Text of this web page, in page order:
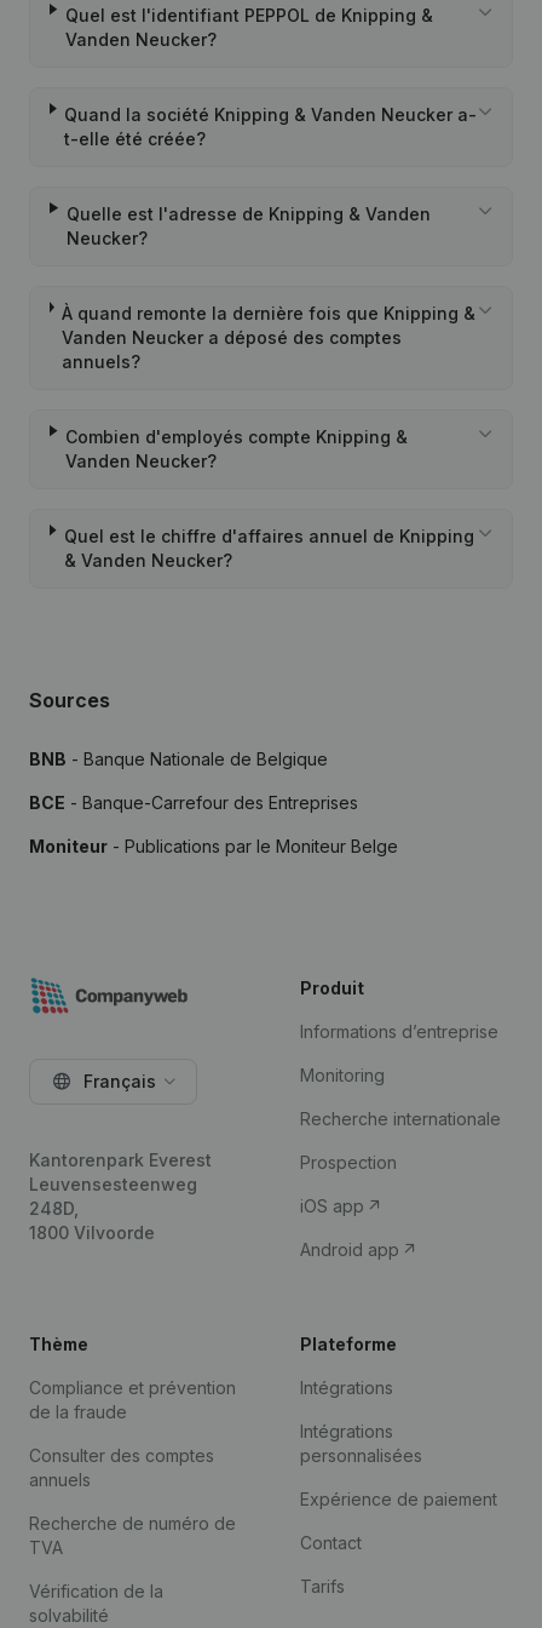
Quel est l'identifiant PEPPOL de Knipping &
Vanden Neucker?
Quand la société Knipping & Vanden Neucker a-
t-elle été créée?
Quelle est l'adresse de Knipping & Vanden
Neucker?
À quand remonte la dernière fois que Knipping &
Vanden Neucker a déposé des comptes
annuels?
Combien d'employés compte Knipping &
Vanden Neucker?
Quel est le chiffre d'affaires annuel de Knipping
& Vanden Neucker?
Sources
BNB - Banque Nationale de Belgique
BCE - Banque-Carrefour des Entreprises
Moniteur - Publications par le Moniteur Belge
Français
Kantorenpark Everest
Leuvensesteenweg
248D,
1800 Vilvoorde
Produit
Informations d’entreprise
Monitoring
Recherche internationale
Prospection
iOS app
Android app
Thème
Compliance et prévention
de la fraude
Consulter des comptes
annuels
Recherche de numéro de
TVA
Vérification de la
solvabilité
Plateforme
Intégrations
Intégrations
personnalisées
Expérience de paiement
Contact
Tarifs